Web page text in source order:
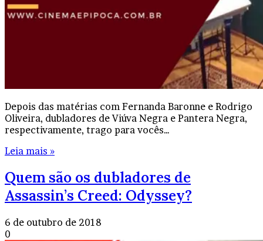
Depois das matérias com Fernanda Baronne e Rodrigo
Oliveira, dubladores de Viúva Negra e Pantera Negra,
respectivamente, trago para vocês…
Leia mais »
Quem são os dubladores de
Assassin’s Creed: Odyssey?
6 de outubro de 2018
0